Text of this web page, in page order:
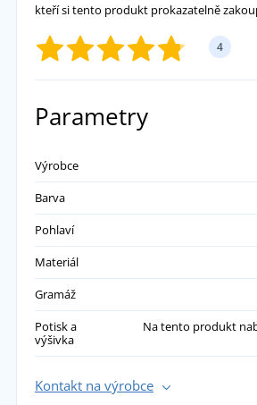
kteří si tento produkt prokazatelně
4
Jana
Kalhoty jsme koupili už vícekrát
velmi spokojení
přidáno 11.10.2023
Zuzana
Kalhoty krásně sedí. Materiál
Parametry
Výrobce
Barva
Pohlaví
Materiál
Gramáž
Potisk a
výšivka
Na tento produkt
Kontakt na výrobce